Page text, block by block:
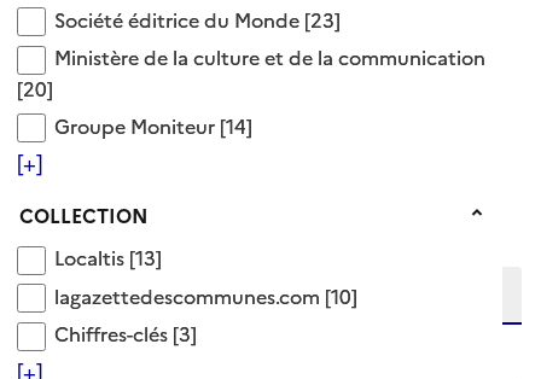
Société éditrice du Monde
Société éditrice du Monde [23]
Ministère de la culture et de la communication
Ministère de la culture et de la communication
[20]
Groupe Moniteur
Groupe Moniteur [14]
[+]
Collection
COLLECTION
Localtis
Localtis [13]
lagazettedescommunes.com
lagazettedescommunes.com [10]
Chiffres-clés
Chiffres-clés [3]
[+]
Voir aussi
politique de la ville
99 Documents disponibles dans cette catégorie
Affiner la recherche
Etendre la recherche sur
niveau(x) vers le bas